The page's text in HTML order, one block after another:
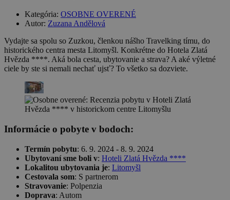
Kategória: OSOBNE OVERENÉ
Autor: Zuzana Andělová
Vydajte sa spolu so Zuzkou, členkou nášho Travelking tímu, do
historického centra mesta Litomyšl. Konkrétne do Hotela Zlatá
Hvězda ****. Aká bola cesta, ubytovanie a strava? A aké výletné
ciele by ste si nemali nechať ujsť? To všetko sa dozviete.
Informácie o pobyte v bodoch:
Termín pobytu: 6. 9. 2024 - 8. 9. 2024
Ubytovaní sme boli v: Hoteli Zlatá Hvězda ****
Lokalitou ubytovania je: Litomyšl
Cestovala som: S partnerom
Stravovanie: Polpenzia
Doprava: Autom